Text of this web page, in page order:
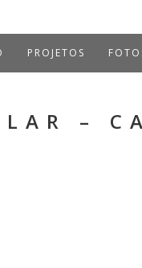
PROJETOS
–